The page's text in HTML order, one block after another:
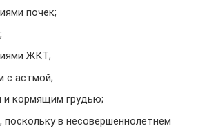
почек;
ЖКТ;
с астмой;
и кормящим грудью;
поскольку в несовершеннолетнем